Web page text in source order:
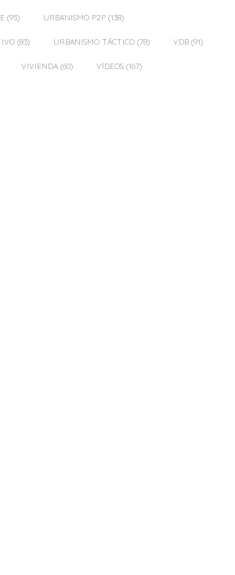
(95) URBANISMO P2P (138)
(83) URBANISMO TÁCTICO (78) VDB (91)
VIVIENDA (60) VÍDEOS (167)